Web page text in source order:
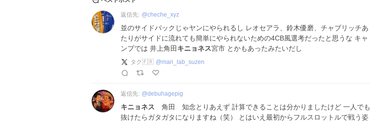
返信先: @cheche_xyz
並のサイドバックじゃヤンにやられるし レオセアラ、鈴木優磨、チャブリッチあ
たりがサイドに流れても簡単にやられないための4CB風選考だったと思うな キャ
ンプでは 井上角田 キニョネス宮市 とかもあったみたいだし
タク🇫🇷 @mari_lab_suzen
返信先: @debuhagepig
キニョネス 角田 知念とりあえず 計算できることは分かりましたけど 一人でも
抜けたらガタガタになりますね（笑） とはいえ最初からフルスロットルで戦う姿